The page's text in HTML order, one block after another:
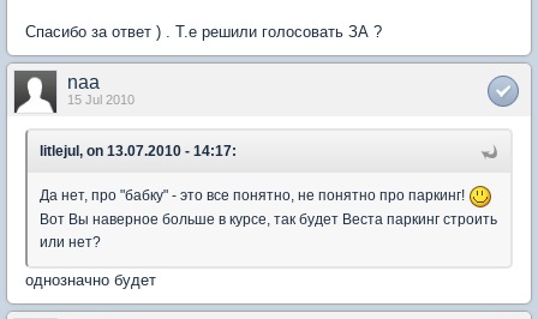
Спасибо за ответ ) . Т.е решили голосовать ЗА ?
naa
15 Jul 2010
litlejul, on 13.07.2010 - 14:17:
Да нет, про "бабку" - это все понятно, не понятно про паркинг!
Вот Вы наверное больше в курсе, так будет Веста паркинг строить
или нет?
однозначно будет